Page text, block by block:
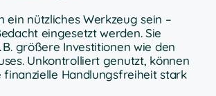
ein nützliches Werkzeug sein –
eingesetzt werden. Sie
größere Investitionen wie den
Unkontrolliert genutzt, können
finanzielle Handlungsfreiheit stark